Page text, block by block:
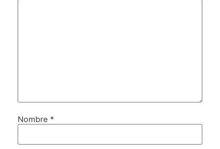
Nombre *